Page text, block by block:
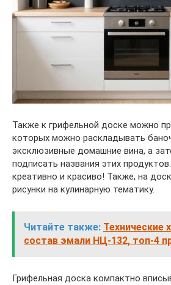
Также к грифельной доске можно
которых можно раскладывать
эксклюзивные домашние вина, а
подписать названия этих
креативно и красиво! Также, на
рисунки на кулинарную тематику.
Читайте также: Технические
состав эмали НЦ-132, топ-4
Грифельная доска компактно